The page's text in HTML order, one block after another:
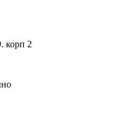
корп 2